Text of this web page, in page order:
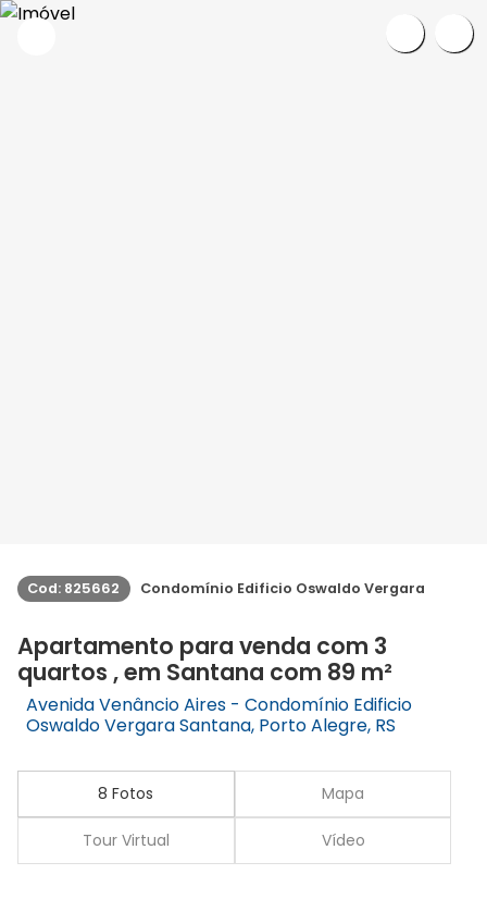
Cod: 825662 Condomínio Edificio Oswaldo Vergara
Apartamento para venda com 3
quartos , em Santana com 89 m²
Avenida Venâncio Aires - Condomínio Edificio
Oswaldo Vergara Santana, Porto Alegre, RS
8 Fotos Mapa
Tour Virtual Vídeo